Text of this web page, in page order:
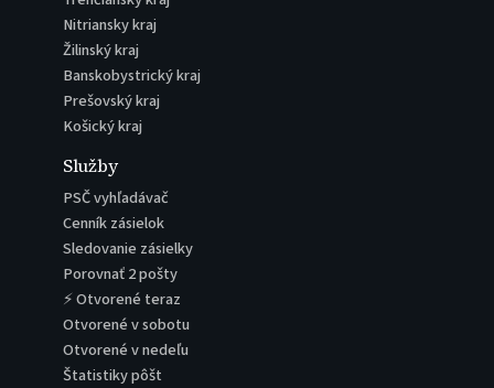
Nitriansky kraj
Žilinský kraj
Banskobystrický kraj
Prešovský kraj
Košický kraj
Služby
PSČ vyhľadávač
Cenník zásielok
Sledovanie zásielky
Porovnať 2 pošty
⚡ Otvorené teraz
Otvorené v sobotu
Otvorené v nedeľu
Štatistiky pôšt